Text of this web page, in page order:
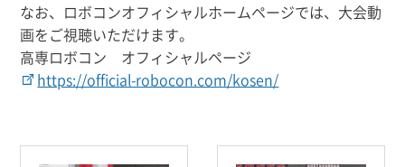
なお、ロボコンオフィシャルホームページでは、大会動
画をご視聴いただけます。
高専ロボコン オフィシャルページ
https://official-robocon.com/kosen/